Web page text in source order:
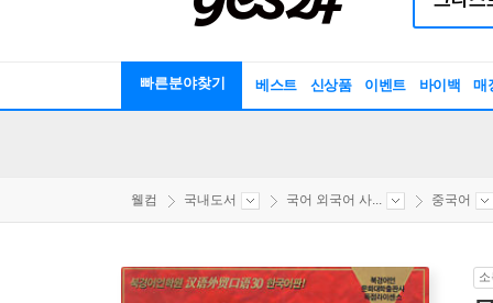
빠른분야찾기 베스트 신상품 이벤트 바이백 매
웰컴 국내도서 국어 외국어 사... 중국어